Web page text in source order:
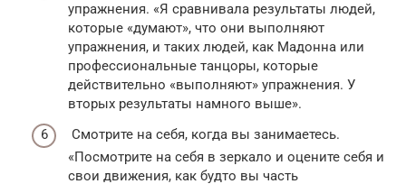
упражнения. «Я сравнивала результаты людей,
которые «думают», что они выполняют
упражнения, и таких людей, как Мадонна или
профессиональные танцоры, которые
действительно «выполняют» упражнения. У
вторых результаты намного выше».
Смотрите на себя, когда вы занимаетесь.
«Посмотрите на себя в зеркало и оцените себя и
свои движения, как будто вы часть